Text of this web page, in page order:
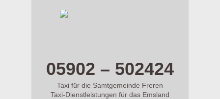
05902 – 502424
Taxi für die Samtgemeinde Freren
Taxi-Dienstleistungen für das Emsland